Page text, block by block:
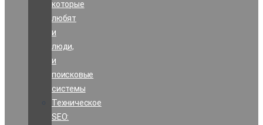
которые
любят
и
люди,
и
поисковые
системы
Техническое
SEO: